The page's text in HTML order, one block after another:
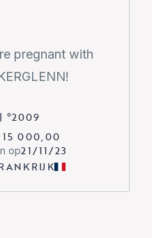
pregnant with
| °2009
000,00
op21/11/23